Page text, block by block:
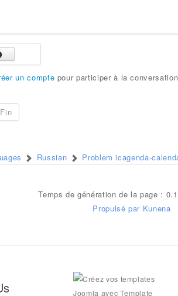
un compte pour participer à la
Fin
Russian Problem icagenda-
Temps de génération de la page :
Propulsé par Kunena